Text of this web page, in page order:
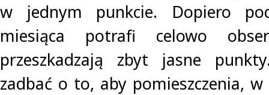
w jednym punkcie. Dopiero
miesiąca potrafi celowo
przeszkadzają zbyt jasne
zadbać o to, aby pomieszczenia,